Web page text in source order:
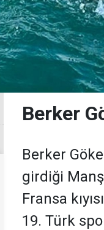
Berker
Berker
girdiği
Fransa
19. Türk